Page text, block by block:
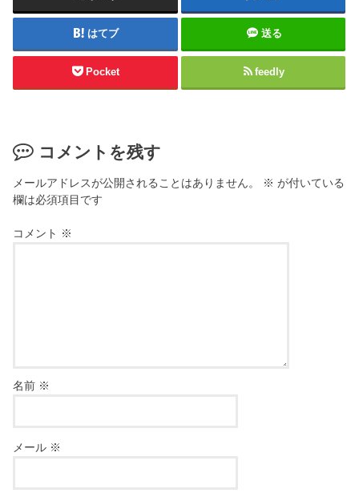
はてブ 送る
Pocket feedly
コメントを残す
メールアドレスが公開されることはありません。 ※ が付いている
欄は必須項目です
コメント ※
名前 ※
メール ※